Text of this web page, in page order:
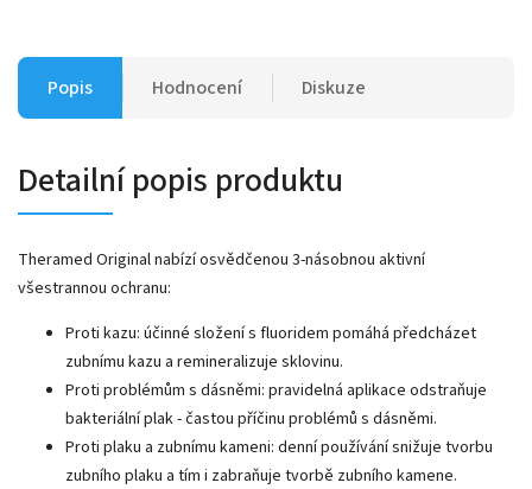
Popis Hodnocení Diskuze
Detailní popis produktu
Theramed Original nabízí osvědčenou 3-násobnou aktivní
všestrannou ochranu:
Proti kazu: účinné složení s fluoridem pomáhá předcházet
zubnímu kazu a remineralizuje sklovinu.
Proti problémům s dásněmi: pravidelná aplikace odstraňuje
bakteriální plak - častou příčinu problémů s dásněmi.
Proti plaku a zubnímu kameni: denní používání snižuje tvorbu
zubního plaku a tím i zabraňuje tvorbě zubního kamene.